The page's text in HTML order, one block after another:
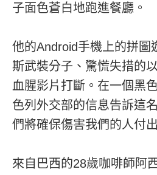
子面色蒼白地跑進餐廳。
他的Android手機上的拼圖
斯武裝分子、驚慌失措的
血腥影片打斷。在一個黑
色列外交部的信息告訴這
們將確保傷害我們的人付
來自巴西的28歲咖啡師阿